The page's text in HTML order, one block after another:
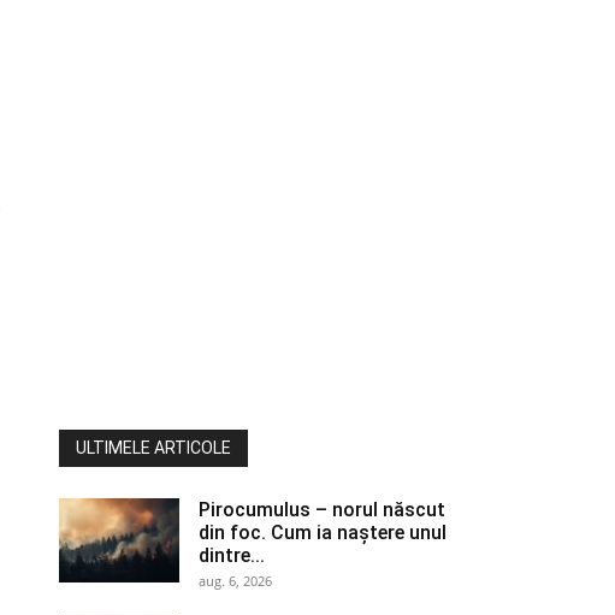
ULTIMELE ARTICOLE
Pirocumulus – norul născut
din foc. Cum ia naștere unul
dintre...
aug. 6, 2026